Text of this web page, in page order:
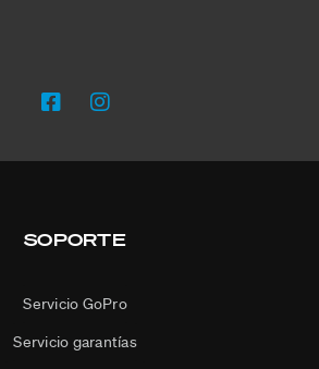
SOPORTE
Servicio GoPro
Servicio garantías